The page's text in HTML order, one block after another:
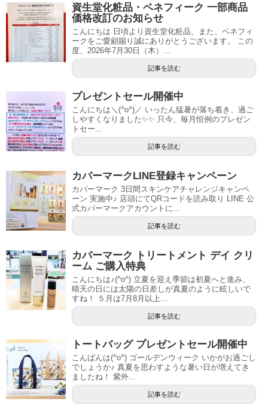
資生堂化粧品・ベネフィーク 一部商品
価格改訂のお知らせ
こんにちは 日頃より資生堂化粧品、また、ベネフィ
ークをご愛顧賜り誠にありがとうございます。 この
度、2026年7月30日（木）...
記事を読む
プレゼントセール開催中
こんにちは＼(^o^)／ いったん猛暑が落ち着き、過ご
しやすくなりました✨✨ 只今、毎月恒例のプレゼン
トセー...
記事を読む
カバーマークLINE登録キャンペーン
カバーマーク 3日間スキンケアチャレンジキャンペ
ーン 実施中♪ 店頭にてQRコードを読み取り LINE 公
式カバーマークアカウントに...
記事を読む
カバーマーク トリートメント デイ クリ
ーム ご購入特典
こんにちは♪(^o^) 立夏を迎え季節は初夏へと進み、
晴天の日には太陽の日差しが真夏のように眩しいで
すね！ ５月は7月8月以上...
記事を読む
トートバッグ プレゼントセール開催中
こんばんは(^o^) ゴールデンウィーク いかがお過ごし
でしょうか♪ 真夏を思わすような暑い日が増えてき
ましたね！ 紫外...
記事を読む